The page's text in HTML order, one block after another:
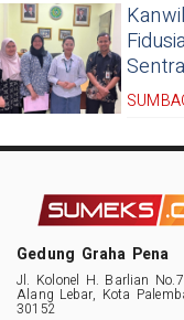
Gedung Graha Pena
Jl. Kolonel H. Barlian
Alang Lebar, Kota
30152